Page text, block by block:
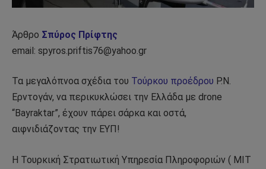
Άρθρο Σπύρος Πρίφτης
email: spyros.priftis76@yahoo.gr
Τα μεγαλόπνοα σχέδια του Τούρκου προέδρου Ρ.Ν.
Ερντογάν, να περικυκλώσει την Ελλάδα με drone
“Bayraktar”, έχουν πάρει σάρκα και οστά,
αιφνιδιάζοντας την ΕΥΠ!
Η Τουρκική Στρατιωτική Υπηρεσία Πληροφοριών ( ΜΙΤ